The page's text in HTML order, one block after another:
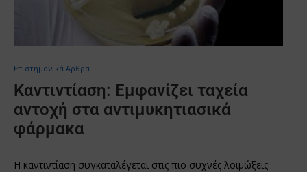
Επιστημονικά Άρθρα
Καντιντίαση: Εμφανίζει ταχεία
αντοχή στα αντιμυκητιασικά
φάρμακα
Η καντιντίαση συγκαταλέγεται στις πιο συχνές λοιμώξεις